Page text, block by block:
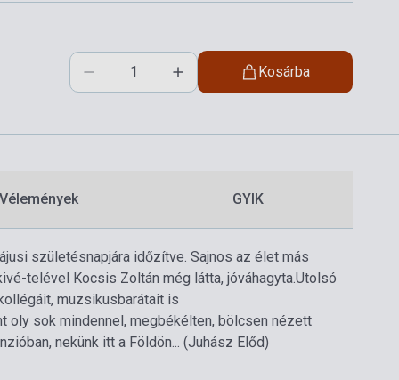
Kosárba
Vélemények GYIK
születésnapjára időzítve. Sajnos az élet más
telével Kocsis Zoltán még látta, jóváhagyta.Utolsó
muzsikusbarátait is
oly sok mindennel, megbékélten, bölcsen nézett
nekünk itt a Földön... (Juhász Előd)